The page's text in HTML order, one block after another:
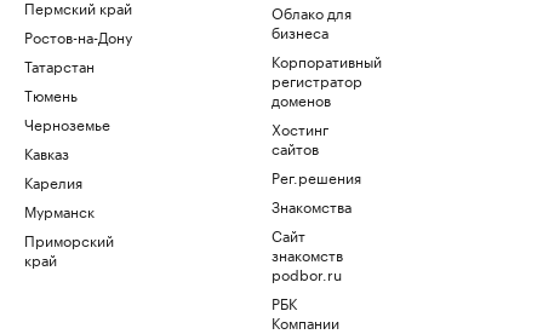
Пермский край
Ростов-на-Дону
Татарстан
Тюмень
Черноземье
Кавказ
Карелия
Мурманск
Приморский
край
Облако для
бизнеса
Корпоративный
регистратор
доменов
Хостинг
сайтов
Рег.решения
Знакомства
Сайт
знакомств
podbor.ru
РБК
Компании